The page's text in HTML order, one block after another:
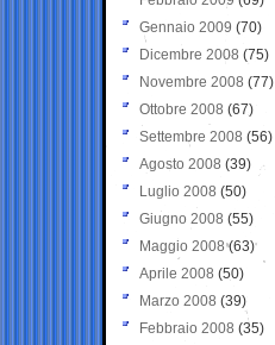
Gennaio 2009 (70)
Dicembre 2008 (75)
Novembre 2008 (77)
Ottobre 2008 (67)
Settembre 2008 (56)
Agosto 2008 (39)
Luglio 2008 (50)
Giugno 2008 (55)
Maggio 2008(63)
Aprile 2008 (50)
Marzo 2008 (39)
Febbraio 2008 (35)